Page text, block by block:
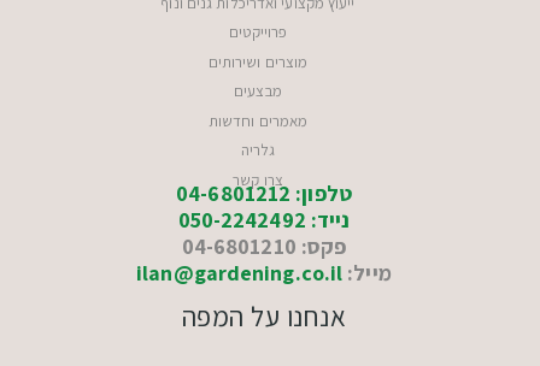
פרוייקטים
מוצרים ושירותים
מבצעים
מאמרים וחדשות
גלריה
צרו קשר
טלפון: 04-6801212
נייד: 050-2242492
פקס: 04-6801210
מייל: ilan@gardening.co.il
אנחנו על המפה